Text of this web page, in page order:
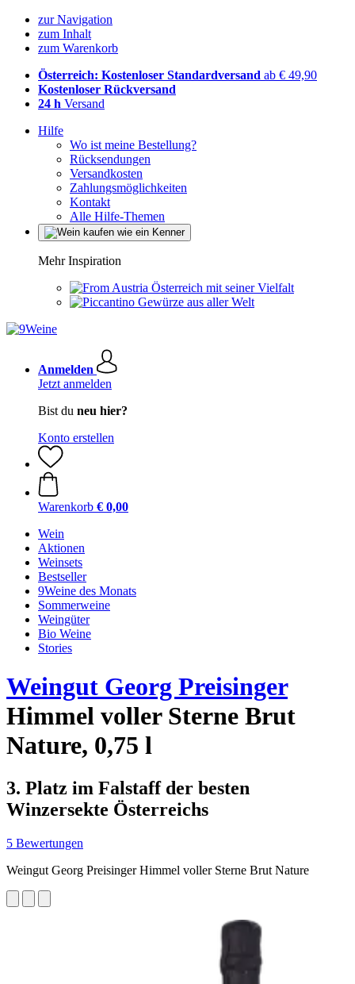
zur Navigation
zum Inhalt
zum Warenkorb
Österreich: Kostenloser Standardversand ab € 49,90
Kostenloser Rückversand
24 h Versand
Hilfe
Wo ist meine Bestellung?
Rücksendungen
Versandkosten
Zahlungsmöglichkeiten
Kontakt
Alle Hilfe-Themen
Mehr Inspiration
Österreich mit seiner Vielfalt
Gewürze aus aller Welt
Anmelden
Jetzt anmelden
Bist du neu hier?
Konto erstellen
Warenkorb € 0,00
Wein
Aktionen
Weinsets
Bestseller
9Weine des Monats
Sommerweine
Weingüter
Bio Weine
Stories
Weingut Georg Preisinger
Himmel voller Sterne Brut
Nature, 0,75 l
3. Platz im Falstaff der besten
Winzersekte Österreichs
5 Bewertungen
Weingut Georg Preisinger Himmel voller Sterne Brut Nature